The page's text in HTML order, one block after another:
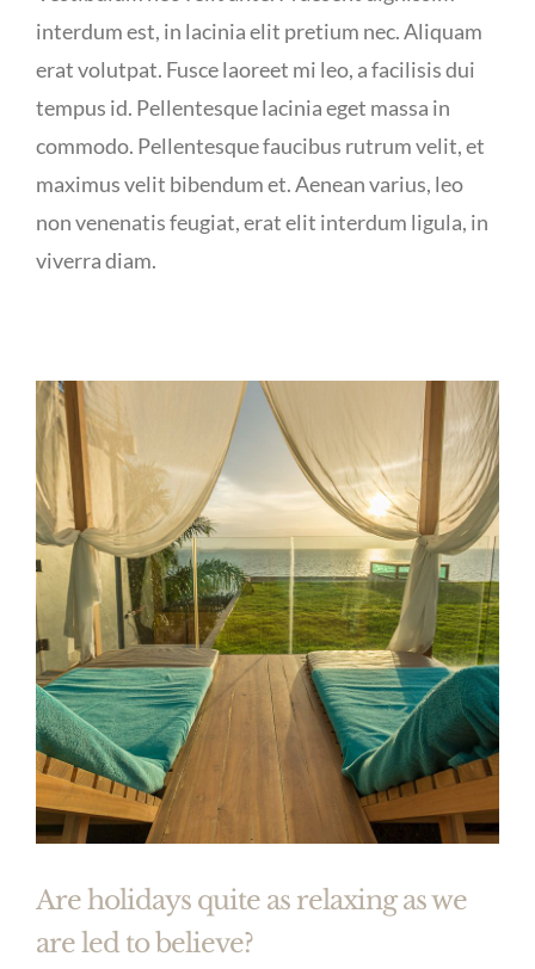
interdum est, in lacinia elit pretium nec. Aliquam
erat volutpat. Fusce laoreet mi leo, a facilisis dui
tempus id. Pellentesque lacinia eget massa in
commodo. Pellentesque faucibus rutrum velit, et
maximus velit bibendum et. Aenean varius, leo
non venenatis feugiat, erat elit interdum ligula, in
viverra diam.
Are holidays quite as relaxing as we
are led to believe?